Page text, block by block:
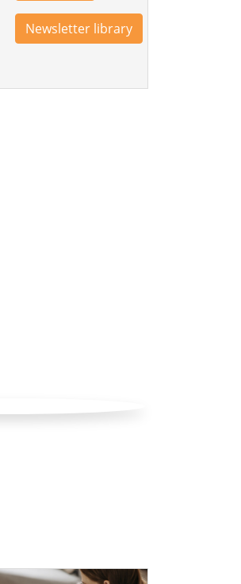
Newsletter library